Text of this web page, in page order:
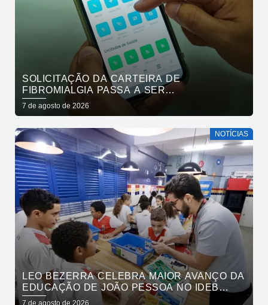
SOLICITAÇÃO DA CARTEIRA DE
FIBROMIALGIA PASSA A SER
EXCLUSIVAMENTE PELO APLICATIVO JOÃO
PESSOA NA PALMA DA MÃO
7 de agosto de 2026
NOTÍCIAS
LEO BEZERRA CELEBRA MAIOR AVANÇO DA
EDUCAÇÃO DE JOÃO PESSOA NO IDEB
ENTRE CAPITAIS DO NORDESTE
7 de agosto de 2026